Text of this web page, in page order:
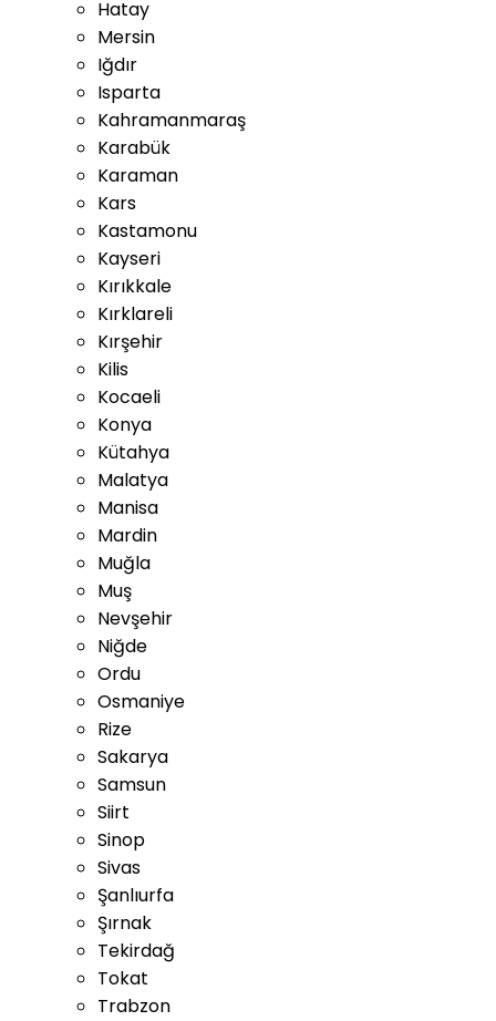
Hatay
Mersin
Iğdır
Isparta
Kahramanmaraş
Karabük
Karaman
Kars
Kastamonu
Kayseri
Kırıkkale
Kırklareli
Kırşehir
Kilis
Kocaeli
Konya
Kütahya
Malatya
Manisa
Mardin
Muğla
Muş
Nevşehir
Niğde
Ordu
Osmaniye
Rize
Sakarya
Samsun
Siirt
Sinop
Sivas
Şanlıurfa
Şırnak
Tekirdağ
Tokat
Trabzon